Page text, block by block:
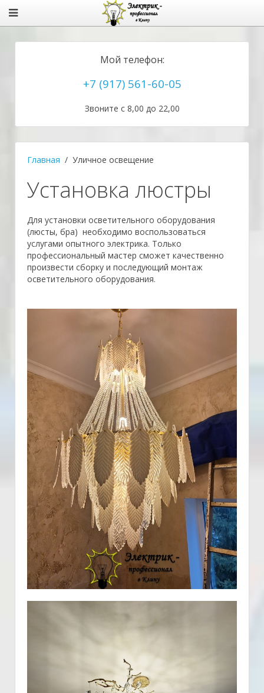
Мой телефон:
+7 (917) 561-60-05
Звоните с 8,00 до 22,00
Главная Уличное освещение
Установка люстры
Для установки осветительного оборудования
(люсты, бра) необходимо воспользоваться
услугами опытного электрика. Только
профессиональный мастер сможет качественно
произвести сборку и последующий монтаж
осветительного оборудования.